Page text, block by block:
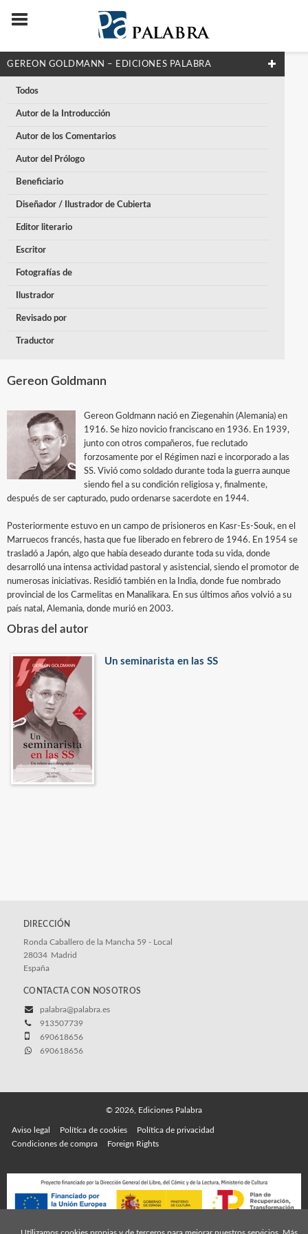
GEREON GOLDMANN – EDICIONES PALABRA
Todos
Autor de la Introducción
Autor de los Comentarios
Autor del Prólogo
Beneficiario
Diseñador / Ilustrador de Cubierta
Editor literario
Escritor
Fotografías de
Ilustrador
Revisado por
Traductor
Gereon Goldmann
Gereon Goldmann nació en Ziegenahin (Alemania) en
1916. Se hizo novicio franciscano en 1936. En 1939,
junto con otros compañeros, fue reclutado
forzosamente por el Régimen nazi e incorporado a las
SS. Vivió como soldado durante toda la guerra aunque
siendo fiel a su condición religiosa y, finalmente,
después de ser capturado, pudo ordenarse sacerdote en 1944.
Posteriormente estuvo en un campo de prisioneros en Kasr-Es-Souk, en el
Marruecos francés, hasta que fue liberado en febrero de 1946. En 1954 se
trasladó a Japón, algo que había deseado durante toda su vida, donde
desarrolló una intensa actividad pastoral y asistencial, siendo el promotor de
numerosas iniciativas. Residió también en la India, donde fue nombrado
provincial de los Carmelitas en Manalikara. En sus últimos años volvió a su
país natal, Alemania, donde murió en 2003.
Obras del autor
Un seminarista en las SS
DIRECCIÓN
Ronda Caballero de la Mancha 59 - Local
28034 Madrid
España
CONTACTA CON NOSOTROS
palabra@palabra.es
913507739
690618656
690618656
© 2026, Ediciones Palabra
Aviso legal Política de cookies
Política de privacidad
Condiciones de compra
Foreign Rights